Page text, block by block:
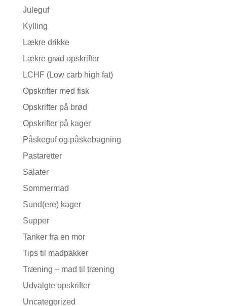
Juleguf
Kylling
Lækre drikke
Lækre grød opskrifter
LCHF (Low carb high fat)
Opskrifter med fisk
Opskrifter på brød
Opskrifter på kager
Påskeguf og påskebagning
Pastaretter
Salater
Sommermad
Sund(ere) kager
Supper
Tanker fra en mor
Tips til madpakker
Træning – mad til træning
Udvalgte opskrifter
Uncategorized